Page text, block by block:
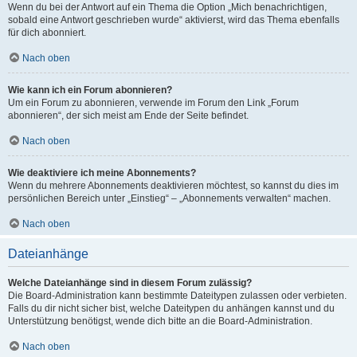
Wenn du bei der Antwort auf ein Thema die Option „Mich benachrichtigen,
sobald eine Antwort geschrieben wurde“ aktivierst, wird das Thema ebenfalls
für dich abonniert.
Nach oben
Wie kann ich ein Forum abonnieren?
Um ein Forum zu abonnieren, verwende im Forum den Link „Forum
abonnieren“, der sich meist am Ende der Seite befindet.
Nach oben
Wie deaktiviere ich meine Abonnements?
Wenn du mehrere Abonnements deaktivieren möchtest, so kannst du dies im
persönlichen Bereich unter „Einstieg“ – „Abonnements verwalten“ machen.
Nach oben
Dateianhänge
Welche Dateianhänge sind in diesem Forum zulässig?
Die Board-Administration kann bestimmte Dateitypen zulassen oder verbieten.
Falls du dir nicht sicher bist, welche Dateitypen du anhängen kannst und du
Unterstützung benötigst, wende dich bitte an die Board-Administration.
Nach oben